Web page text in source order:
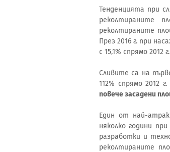
Тенденцията при
реколтираните
реколтираните
През 2016 г. при
с 15,1% спрямо 2012
Сливите са на
112% спрямо 2012
повече засадени
Един от най-
няколко години
разработки и
реколтираните